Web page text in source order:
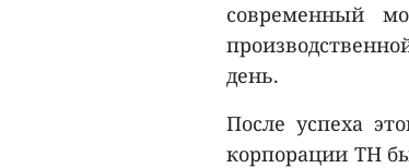
современный
день.
После успеха
корпорации TH